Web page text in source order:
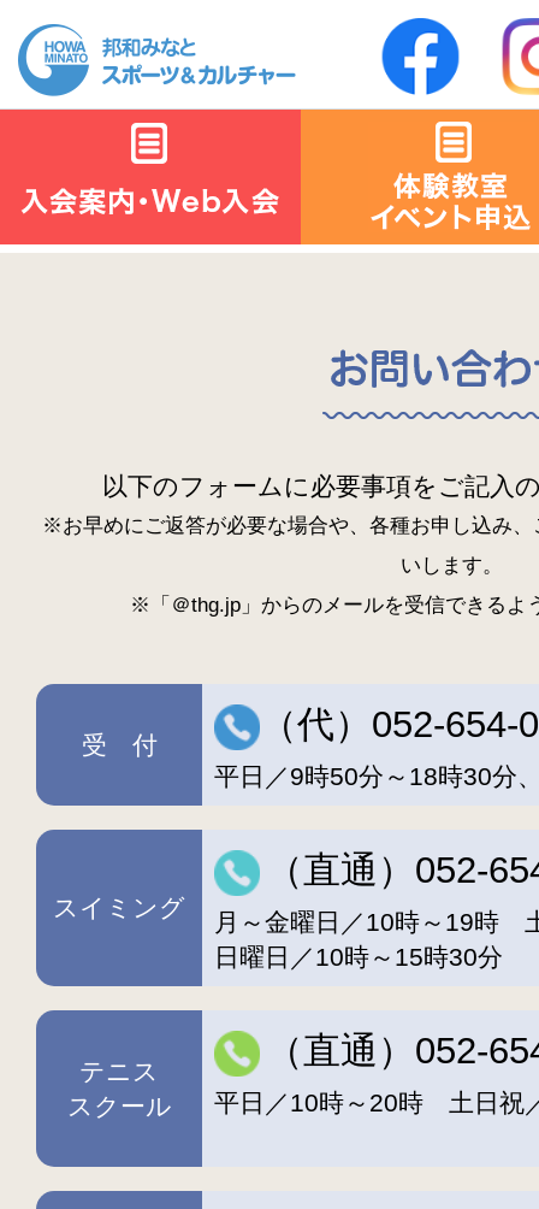
以下のフォームに必要事項をご記入
※お早めにご返答が必要な場合や、各種お申し込み
いします。
※「＠thg.jp」からのメールを受信できるよ
受 付 （代）052-654-
平日／9時50分～18時30分
スイミング
（直通）052-
月～金曜日／10時～19時
日曜日／10時～15時30分
テニス
スクール
（直通）052-
平日／10時～20時 土日祝